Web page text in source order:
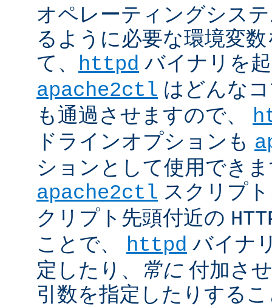
オペレーティングシス
るように必要な環境変
て、 httpd バイナリを
apache2ctl はどんな
も通過させますので、
ドラインオプションも
ションとして使用でき
apache2ctl スクリプ
クリプト先頭付近の
ことで、 httpd バイナ
定したり、
常に 付加さ
引数を指定したりする